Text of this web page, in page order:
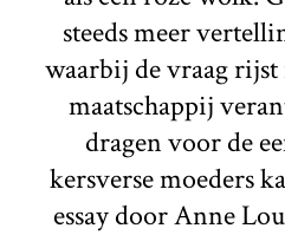
steeds meer
waarbij de vraag
maatschappij
dragen voor de
kersverse moeders
essay door Anne